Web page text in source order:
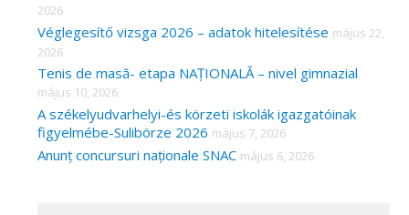
2026
Véglegesítő vizsga 2026 – adatok hitelesítése május 22,
2026
Tenis de masă- etapa NAȚIONALĂ – nivel gimnazial
május 10, 2026
A székelyudvarhelyi-és körzeti iskolák igazgatóinak
figyelmébe-Sulibörze 2026 május 7, 2026
Anunț concursuri naționale SNAC május 6, 2026